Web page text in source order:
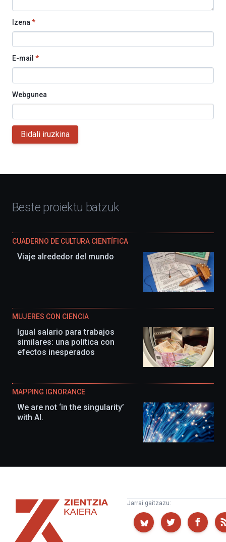
Izena *
E-mail *
Webgunea
Bidali iruzkina
Beste proiektu batzuk
CUADERNO DE CULTURA CIENTÍFICA
Viaje alrededor del mundo
MUJERES CON CIENCIA
Igual salario para trabajos
similares: una política con
efectos inesperados
MAPPING IGNORANCE
We are not ‘in the singularity’
with AI.
Zientzia
Kaiera
Jarrai gaitzazu: